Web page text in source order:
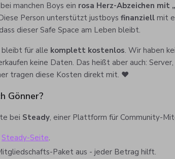
manchen Boys ein rosa Herz-Abzeichen mit
Person unterstützt justboys finanziell mit
dieser Safe Space am Leben bleibt.
für alle komplett kostenlos. Wir haben
keine Daten. Das heißt aber auch:
tragen diese Kosten direkt mit. ❤️
Gönner?
bei Steady, einer Plattform für Community-
Steady-Seite.
Paket aus - jeder Betrag hilft.